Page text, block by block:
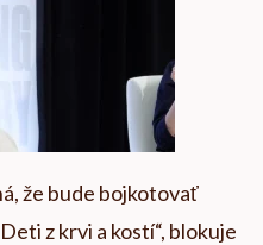
že bude bojkotovať
z krvi a kostí“, blokuje